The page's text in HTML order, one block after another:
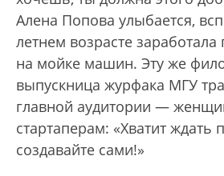
Алена Попова улыбается,
летнем возрасте
на мойке машин. Эту же
выпускница журфака МГУ
главной аудитории —
стартаперам: «Хватит ждать
создавайте сами!»